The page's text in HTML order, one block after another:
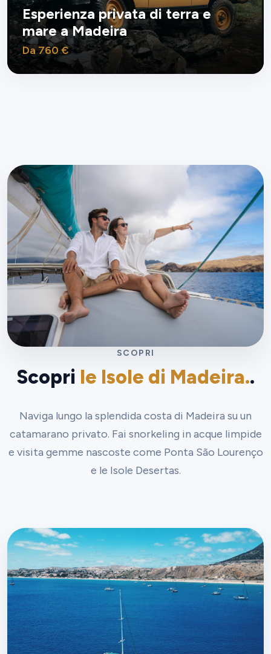
Esperienza privata di terra e
mare a Madeira
Da 760 €
SCOPRI
Scopri le Isole di Madeira..
Naviga lungo la splendida costa di Madeira su un
catamarano privato. Fai snorkeling in acque limpide
e visita gemme nascoste come Ponta São Lourenço
e le Isole Desertas.